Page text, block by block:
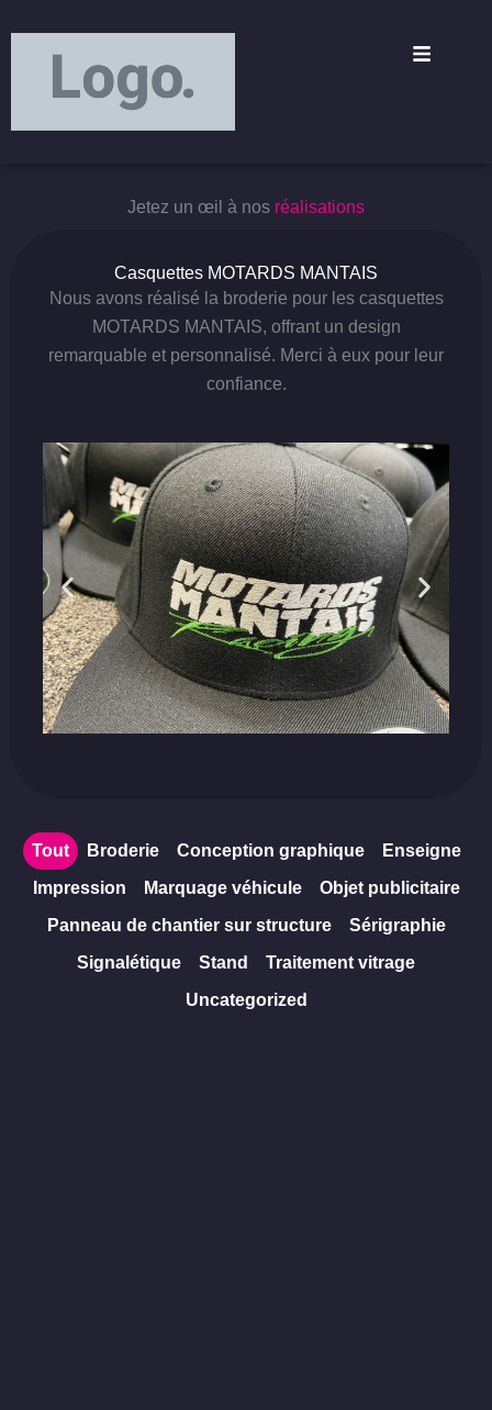
Jetez un œil à nos réalisations
Casquettes MOTARDS MANTAIS
Nous avons réalisé la broderie pour les casquettes
MOTARDS MANTAIS, offrant un design
remarquable et personnalisé. Merci à eux pour leur
confiance.
Broderie Conception graphique
Enseigne
Impression
Marquage véhicule
Objet publicitaire
Panneau de chantier sur structure
Sérigraphie
Signalétique
Stand
Traitement vitrage
Uncategorized
Tout